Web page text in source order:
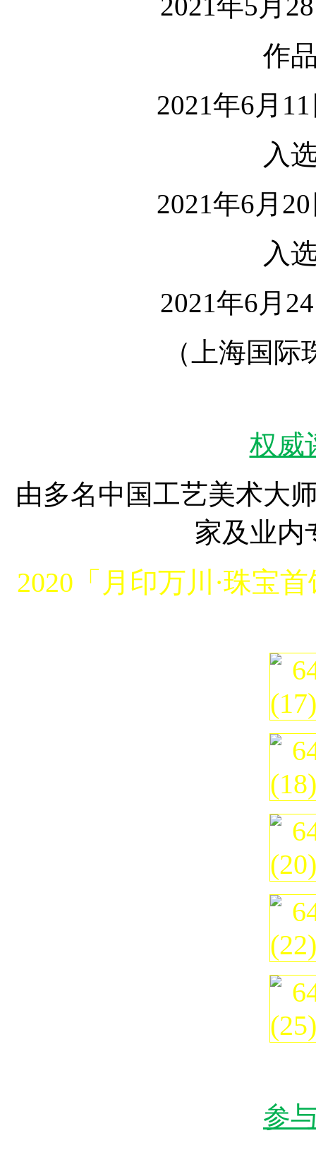
2021年5月
作
2021年6月
入
2021年6月
入
2021年6月
（上海国
权威
由多名中国工艺美术大
家及业内
2020「月印万川·珠宝
参